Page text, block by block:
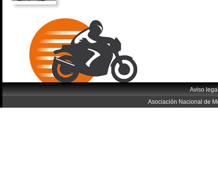
Aviso
Asociación Nacional de